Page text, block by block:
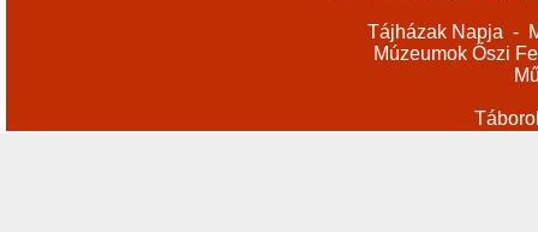
Tájházak Napja -
Múzeumok Őszi